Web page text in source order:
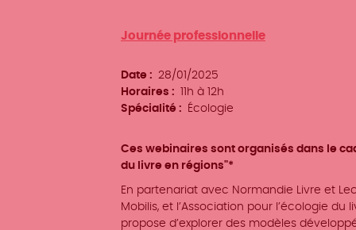
Type
Journée professionnelle
Date
28/01/2025
Horaires
11h à 12h
Spécialité
Écologie
Ces webinaires sont organisés dans le
du livre en régions"*
En partenariat avec Normandie Livre et
Mobilis, et l’Association pour l’écologie
propose d’explorer des modèles